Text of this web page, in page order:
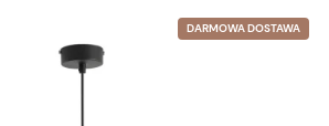
DARMOWA DOSTAWA